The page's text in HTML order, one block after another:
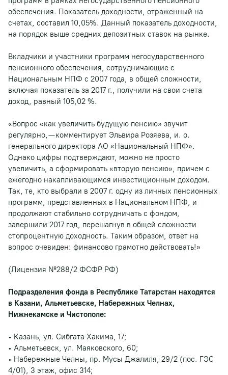
обеспечения. Показатель доходности, отраженный на
счетах, составил 10,05%. Данный показатель доходности,
на порядок выше средних депозитных ставок на рынке.
Вкладчики и участники программ негосударственного
пенсионного обеспечения, сотрудничающие с
Национальным НПФ с 2007 года, в общей сложности,
включая показатель за 2017 г., получили на свои счета
доход, равный 105,02 %.
«Вопрос «как увеличить будущую пенсию» звучит
регулярно, — комментирует Эльвира Розяева, и. о.
генерального директора АО «Национальный НПФ».
Однако цифры подтверждают, можно не просто
увеличить, а сформировать «вторую пенсию», причем с
ежегодно накапливающимся инвестиционным доходом.
Так, те, кто выбрали в 2007 г. одну из личных пенсионных
программ, представленных в Национальном НПФ, и
продолжают стабильно сотрудничать с фондом,
завершили 2017 год, перешагнув в общей сложности
стопроцентную доходность. Таким образом, ответ на
вопрос очевиден: финансово грамотно действовать!»
(Лицензия №288/2 ФСФР РФ)
Подразделения фонда в Республике Татарстан находятся
в Казани, Альметьевске, Набережных Челнах,
Нижнекамске и Чистополе:
• Казань, ул. Сибгата Хакима, 17;
• Альметьевск, ул. Маяковского, 60;
• Набережные Челны, пр. Мусы Джалиля, 29/2 (пос. ГЭС
4/01), 3 этаж, офис 314;